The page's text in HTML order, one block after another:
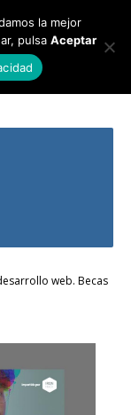
web. Becas
la mejor
pulsa Aceptar